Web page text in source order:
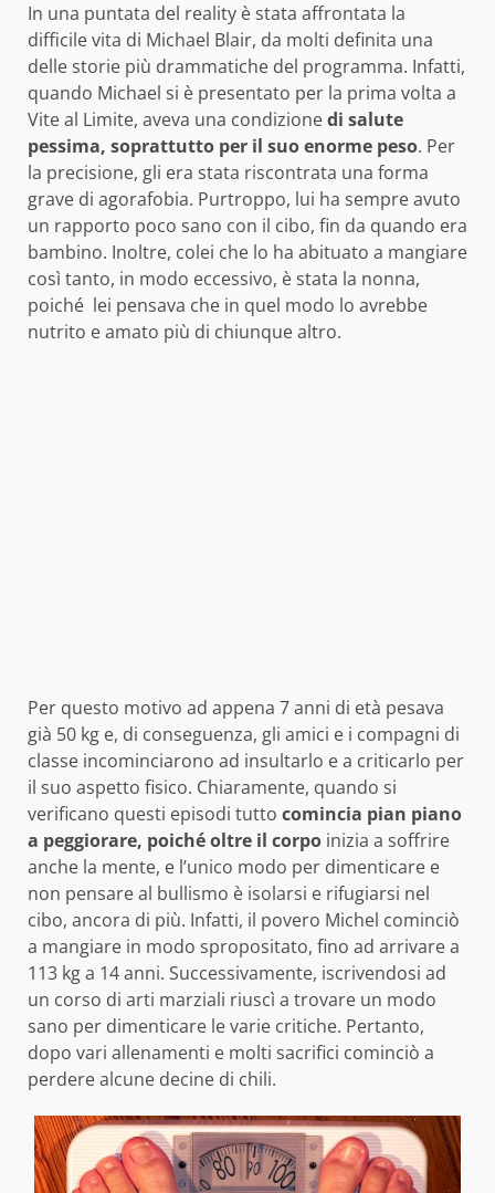
In una puntata del reality è stata affrontata la
difficile vita di Michael Blair, da molti definita una
delle storie più drammatiche del programma. Infatti,
quando Michael si è presentato per la prima volta a
Vite al Limite, aveva una condizionedi salute
pessima, soprattutto per il suo enorme peso. Per
la precisione, gli era stata riscontrata una forma
grave di agorafobia. Purtroppo, lui ha sempre avuto
un rapporto poco sano con il cibo, fin da quando era
bambino. Inoltre, colei che lo ha abituato a mangiare
così tanto, in modo eccessivo, è stata la nonna,
poiché lei pensava che in quel modo lo avrebbe
nutrito e amato più di chiunque altro.
Per questo motivo ad appena 7 anni di età pesava
già 50 kg e, di conseguenza, gli amici e i compagni di
classe incominciarono ad insultarlo e a criticarlo per
il suo aspetto fisico. Chiaramente, quando si
verificano questi episodi tutto comincia pian piano
a peggiorare, poiché oltre il corpo inizia a soffrire
anche la mente, e l’unico modo per dimenticare e
non pensare al bullismo è isolarsi e rifugiarsi nel
cibo, ancora di più. Infatti, il povero Michel cominciò
a mangiare in modo spropositato, fino ad arrivare a
113 kg a 14 anni. Successivamente, iscrivendosi ad
un corso di arti marziali riuscì a trovare un modo
sano per dimenticare le varie critiche. Pertanto,
dopo vari allenamenti e molti sacrifici cominciò a
perdere alcune decine di chili.